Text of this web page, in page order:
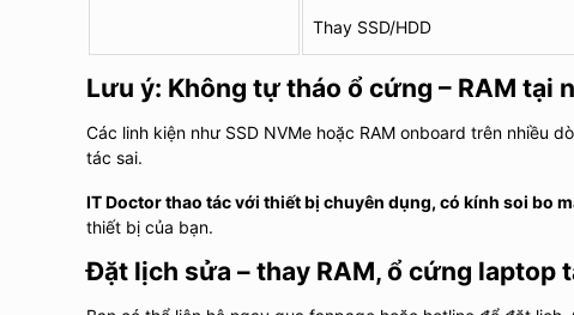
Thay SSD/HDD
Lưu ý: Không tự tháo ổ cứng – RAM tại
Các linh kiện như SSD NVMe hoặc RAM onboard trên nhiều
tác sai.
IT Doctor thao tác với thiết bị chuyên dụng, có kính soi bo
thiết bị của bạn.
Đặt lịch sửa – thay RAM, ổ cứng laptop